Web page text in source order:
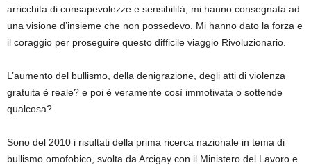
arricchita di consapevolezze e sensibilità, mi hanno consegnata ad
una visione d’insieme che non possedevo. Mi hanno dato la forza e
il coraggio per proseguire questo difficile viaggio Rivoluzionario.
L’aumento del bullismo, della denigrazione, degli atti di violenza
gratuita è reale? e poi è veramente così immotivata o sottende
qualcosa?
Sono del 2010 i risultati della prima ricerca nazionale in tema di
bullismo omofobico, svolta da Arcigay con il Ministero del Lavoro e